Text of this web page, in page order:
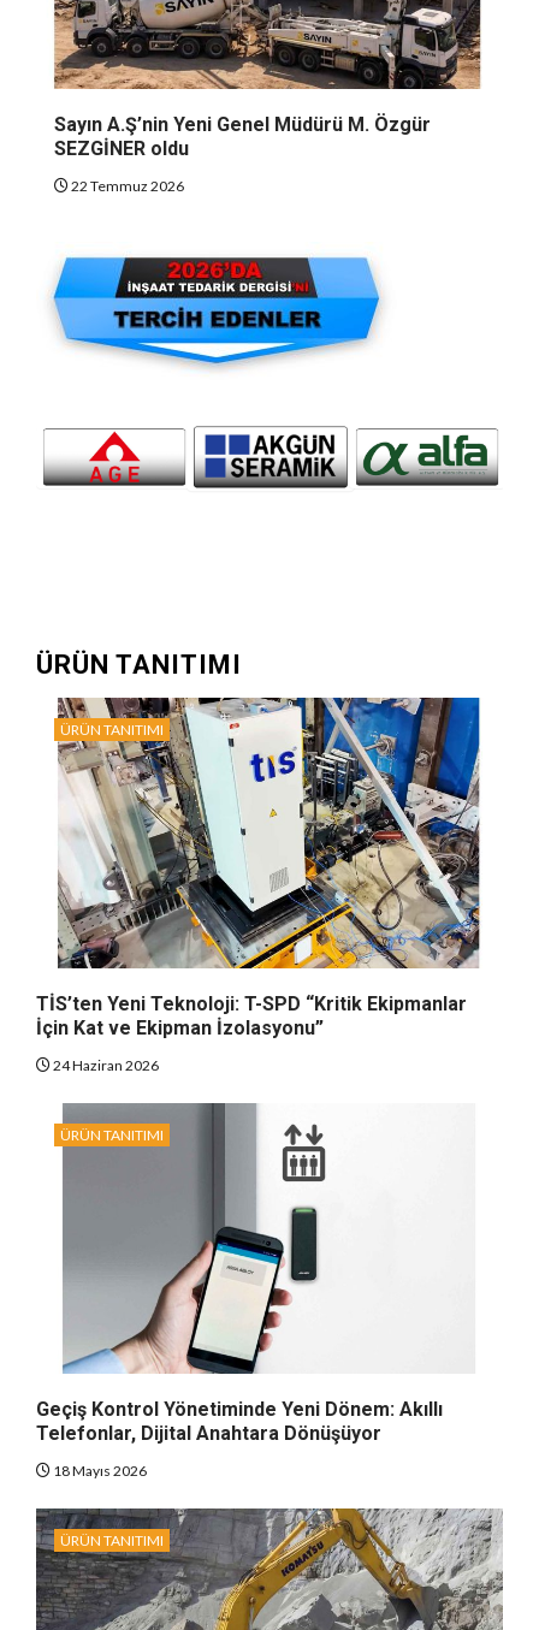
Sayın A.Ş’nin Yeni Genel Müdürü M. Özgür
SEZGİNER oldu
22 Temmuz 2026
ÜRÜN TANITIMI
ÜRÜN TANITIMI
TİS’ten Yeni Teknoloji: T-SPD “Kritik Ekipmanlar
İçin Kat ve Ekipman İzolasyonu”
24 Haziran 2026
ÜRÜN TANITIMI
Geçiş Kontrol Yönetiminde Yeni Dönem: Akıllı
Telefonlar, Dijital Anahtara Dönüşüyor
18 Mayıs 2026
ÜRÜN TANITIMI